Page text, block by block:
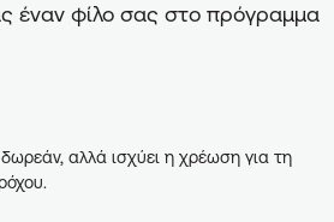
έναν φίλο σας στο πρόγραμμα
δωρεάν, αλλά ισχύει η χρέωση για τη